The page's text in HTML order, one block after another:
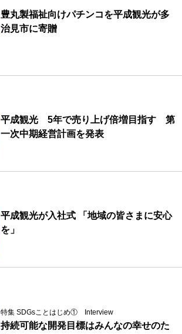
豊丸製福祉向けパチンコを平成観光が多
治見市に寄贈
平成観光 5年で売り上げ倍増目指す 第
一次中期経営計画を発表
平成観光が入社式 「地域の皆さまに安心
を」
特集 SDGsことはじめ① Interview
持続可能な開発目標はみんなの幸せのた